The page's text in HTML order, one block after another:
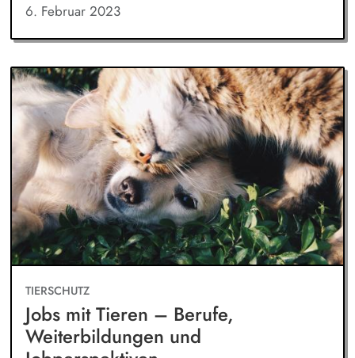
6. Februar 2023
TIERSCHUTZ
Jobs mit Tieren – Berufe,
Weiterbildungen und